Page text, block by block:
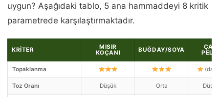
uygun? Aşağıdaki tablo, 5 ana hammaddeyi 8 kritik
parametrede karşılaştırmaktadır.
KRITER
MISIR
KOÇANI
BUĞDAY/SOYA
ÇAM
Topaklanma
Toz Oranı Düşük Orta Düşük